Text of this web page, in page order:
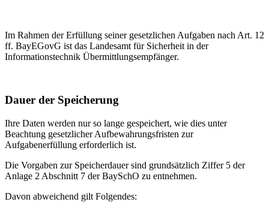
Im Rahmen der Erfüllung seiner gesetzlichen Aufgaben nach Art. 12
ff. BayEGovG ist das Landesamt für Sicherheit in der
Informationstechnik Übermittlungsempfänger.
Dauer der Speicherung
Ihre Daten werden nur so lange gespeichert, wie dies unter
Beachtung gesetzlicher Aufbewahrungsfristen zur
Aufgabenerfüllung erforderlich ist.
Die Vorgaben zur Speicherdauer sind grundsätzlich Ziffer 5 der
Anlage 2 Abschnitt 7 der BaySchO zu entnehmen.
Davon abweichend gilt Folgendes: